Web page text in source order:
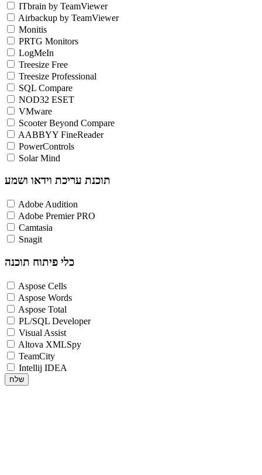
ITbrain by TeamViewer
Airbackup by TeamViewer
Monitis
PRTG Monitors
LogMeIn
Treesize Free
Treesize Professional
SQL Compare
NOD32 ESET
VMware
Scooter Beyond Compare
AABBYY FineReader
PowerControls
Solar Mind
תוכנת עריכת וידאו ושמע
Adobe Audition
Adobe Premier PRO
Camtasia
Snagit
כלי פיתוח תוכנה
Aspose Cells
Aspose Words
Aspose Total
PL/SQL Developer
Visual Assist
Altova XMLSpy
TeamCity
Intellij IDEA